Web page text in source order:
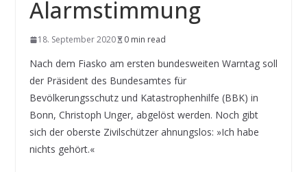
Alarmstimmung
18. September 2020 0 min read
Nach dem Fiasko am ersten bundesweiten Warntag soll
der Präsident des Bundesamtes für
Bevölkerungsschutz und Katastrophenhilfe (BBK) in
Bonn, Christoph Unger, abgelöst werden. Noch gibt
sich der oberste Zivilschützer ahnungslos: »Ich habe
nichts gehört.«